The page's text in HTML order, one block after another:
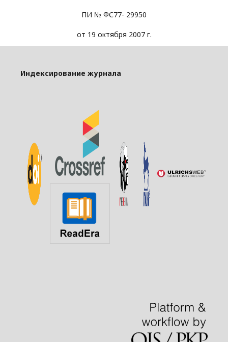
ПИ № ФС77- 29950
от 19 октября 2007 г.
Индексирование журнала